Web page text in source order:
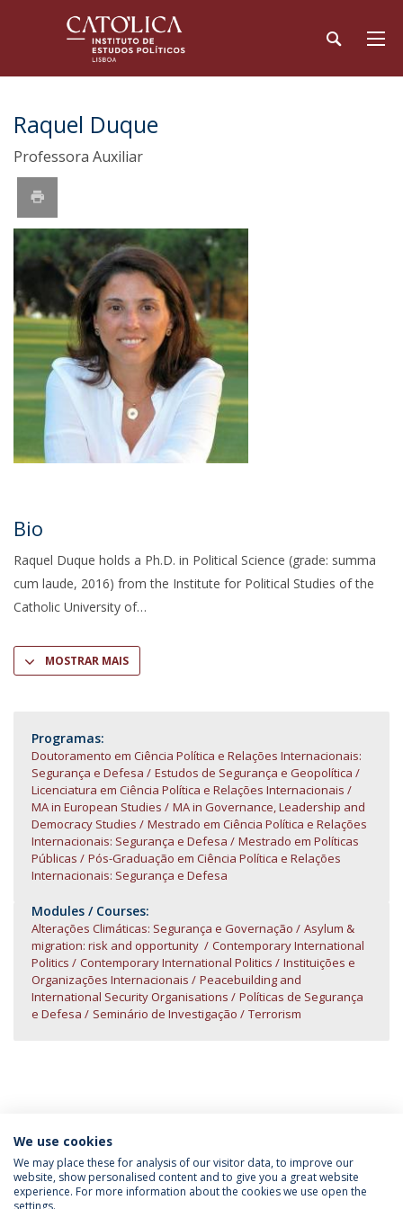
Raquel Duque
Professora Auxiliar
Bio
Raquel Duque holds a Ph.D. in Political Science (grade: summa
cum laude, 2016) from the Institute for Political Studies of the
Catholic University of
MOSTRAR MAIS
Programas:
Doutoramento em Ciência Política e Relações Internacionais:
Segurança e Defesa
Estudos de Segurança e Geopolítica
Licenciatura em Ciência Política e Relações Internacionais
MA in European Studies
MA in Governance, Leadership and
Democracy Studies
Mestrado em Ciência Política e Relações
Internacionais: Segurança e Defesa
Mestrado em Políticas
Públicas
Pós-Graduação em Ciência Política e Relações
Internacionais: Segurança e Defesa
Modules / Courses:
Alterações Climáticas: Segurança e Governação
Asylum &
migration: risk and opportunity
Contemporary International
Politics
Contemporary International Politics
Instituições e
Organizações Internacionais
Peacebuilding and
International Security Organisations
Políticas de Segurança
e Defesa
Seminário de Investigação Terrorism
INFORMAÇÃO PARA
We use cookies
We may place these for analysis of our visitor data, to improve our
website, show personalised content and to give you a great website
experience. For more information about the cookies we use open the
settings.